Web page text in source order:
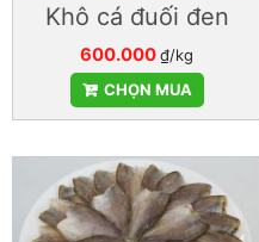
Khô cá đuối đen
600.000₫/kg
CHỌN MUA